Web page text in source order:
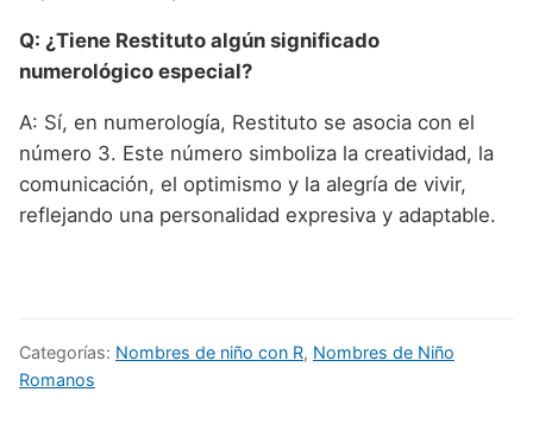
Q: ¿Tiene Restituto algún significado
numerológico especial?
A: Sí, en numerología, Restituto se asocia con el
número 3. Este número simboliza la creatividad, la
comunicación, el optimismo y la alegría de vivir,
reflejando una personalidad expresiva y adaptable.
Categorías: Nombres de niño con R, Nombres de Niño
Romanos